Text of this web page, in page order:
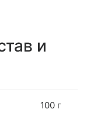
и
100 г